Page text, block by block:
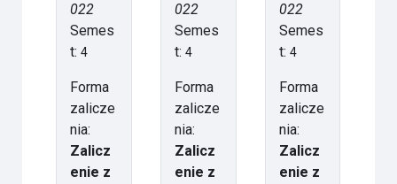
022
Semes
t:4
Forma
zalicze
nia:
Zalicz
enie z
022
Semes
t: 4
Forma
zalicze
nia:
Zalicz
enie z
022
Semes
t: 4
Forma
zalicze
nia:
Zalicz
enie z